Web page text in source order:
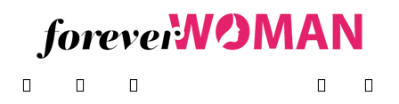
περιεχόμενο
F
a
T
w
I
n
Search